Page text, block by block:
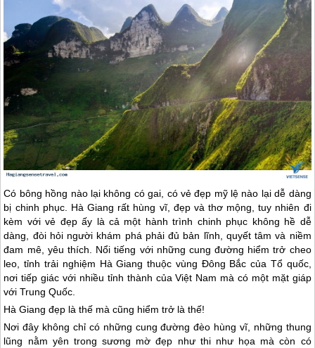
Có bông hồng nào lại không có gai, có vẻ đẹp mỹ lệ nào lại dễ dàng
bị chinh phục. Hà Giang rất hùng vĩ, đẹp và thơ mộng, tuy nhiên đi
kèm với vẻ đẹp ấy là cả một hành trình chinh phục không hề dễ
dàng, đòi hỏi người khám phá phải đủ bản lĩnh, quyết tâm và niềm
đam mê, yêu thích. Nổi tiếng với những cung đường hiểm trở cheo
leo, tỉnh trải nghiệm Hà Giang thuộc vùng Đông Bắc của Tổ quốc,
nơi tiếp giác với nhiều tỉnh thành của Việt Nam mà có một mặt giáp
với Trung Quốc.
Hà Giang đẹp là thế mà cũng hiểm trở là thế!
Nơi đây không chỉ có những cung đường đèo hùng vĩ, những thung
lũng nằm yên trong sương mờ đẹp như thi như họa mà còn có